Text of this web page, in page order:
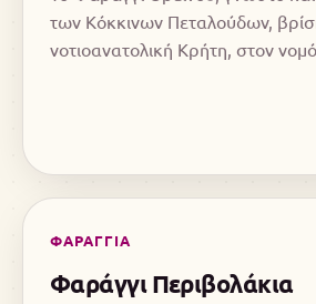
των Κόκκινων Πεταλούδων,
νοτιοανατολική Κρήτη, στον
από τον παραθαλάσσιο οικισμό
ΦΑΡΑΓΓΙΑ
Φαράγγι Περιβολάκια